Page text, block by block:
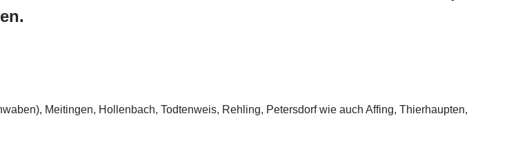
Meitingen, Hollenbach, Todtenweis, Rehling, Petersdorf wie auch Affing, Thierhaupten,